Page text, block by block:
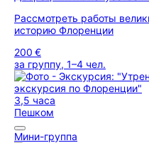
Рассмотреть работы
историю Флоренции
200 €
за группу, 1–4 чел.
3,5 часа
Пешком
Мини-группа